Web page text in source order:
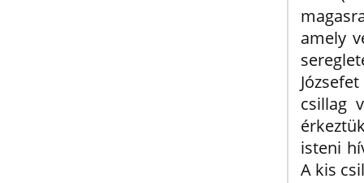
amely
csillag
isteni
A kis